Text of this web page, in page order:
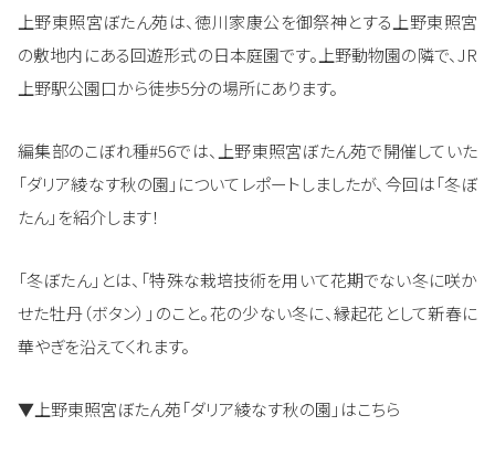
上野東照宮ぼたん苑は、徳川家康公を御祭神とする上野東照宮
の敷地内にある回遊形式の日本庭園です。上野動物園の隣で、JR
上野駅公園口から徒歩5分の場所にあります。
編集部のこぼれ種#56では、上野東照宮ぼたん苑で開催していた
「ダリア綾なす秋の園」についてレポートしましたが、今回は「冬ぼ
たん」を紹介します！
「冬ぼたん」とは、「特殊な栽培技術を用いて花期でない冬に咲か
せた牡丹（ボタン）」のこと。花の少ない冬に、縁起花として新春に
華やぎを沿えてくれます。
▼上野東照宮ぼたん苑「ダリア綾なす秋の園」はこちら